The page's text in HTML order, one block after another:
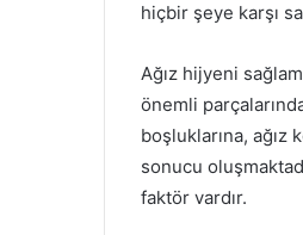
hiçbir şeye karşı
Ağız hijyeni
önemli
boşluklarına,
sonucu
faktör vardır.